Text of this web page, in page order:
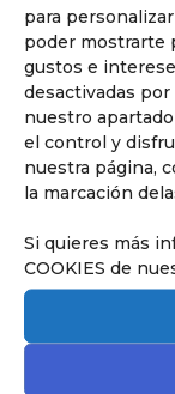
para
poder mostrarte
gustos e
desactivadas
nuestro apartado
el control y
nuestra página,
la marcación
Si quieres más
COOKIES de
Descubre
Hasta los
obtener el